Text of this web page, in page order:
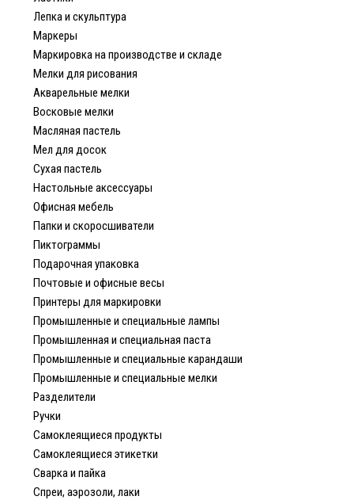
Лепка и скульптура
Маркеры
Маркировка на производстве и складе
Мелки для рисования
Акварельные мелки
Восковые мелки
Масляная пастель
Мел для досок
Сухая пастель
Настольные аксессуары
Офисная мебель
Папки и скоросшиватели
Пиктограммы
Подарочная упаковка
Почтовые и офисные весы
Принтеры для маркировки
Промышленные и специальные лампы
Промышленная и специальная паста
Промышленные и специальные карандаши
Промышленные и специальные мелки
Разделители
Ручки
Самоклеящиеся продукты
Самоклеящиеся этикетки
Сварка и пайка
Спреи, аэрозоли, лаки